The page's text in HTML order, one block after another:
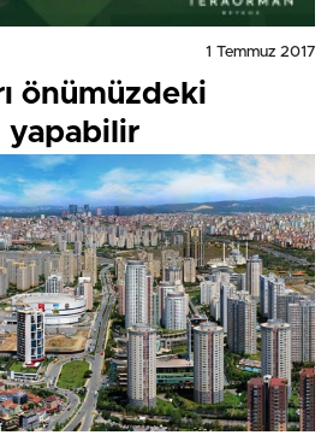
1 Temmuz 2017
önümüzdeki
yapabilir